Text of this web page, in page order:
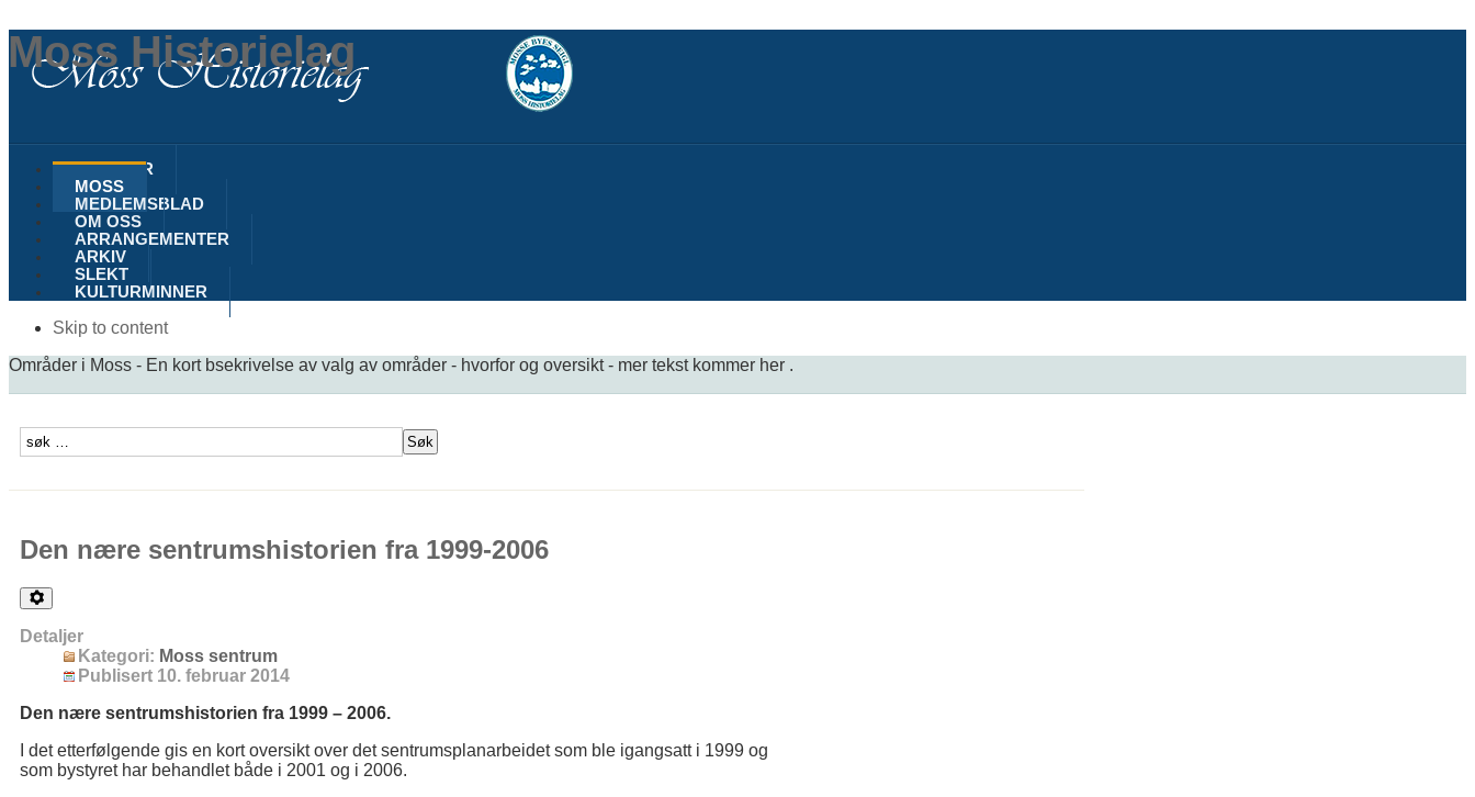
Moss Historielag
NYHETER
MOSS
MEDLEMSBLAD
OM OSS
ARRANGEMENTER
ARKIV
SLEKT
KULTURMINNER
Skip to content
Områder i Moss - En kort bsekrivelse av valg av områder - hvorfor og oversikt - mer tekst kommer her .
Den nære sentrumshistorien fra 1999-2006
Detaljer
Kategori: Moss sentrum
Publisert 10. februar 2014
Den nære sentrumshistorien fra 1999 – 2006.
I det etterfølgende gis en kort oversikt over det sentrumsplanarbeidet som ble igangsatt i 1999 og
som bystyret har behandlet både i 2001 og i 2006.